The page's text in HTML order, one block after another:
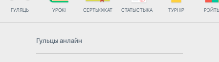
ГУЛЯЦЬ УРОКІ СЕРТЫФІКАТ СТАТЫСТЫКА ТУРНІР
Гульцы анлайн